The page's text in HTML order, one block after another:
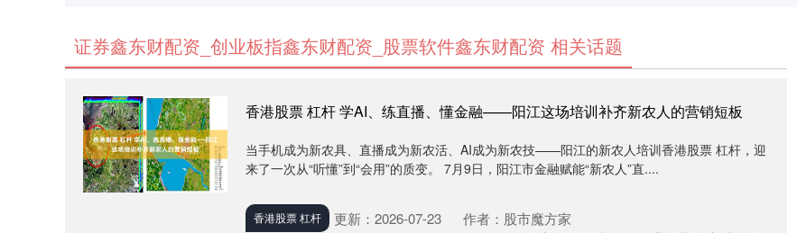
证券鑫东财配资_创业板指鑫东财配资_股票软件鑫东财配资 相关话题
香港股票 杠杆 学AI、练直播、懂金融——阳江这场培训补齐新农人的营销短板
当手机成为新农具、直播成为新农活、AI成为新农技——阳江的新农人培训香港股票 杠杆，迎
来了一次从“听懂”到“会用”的质变。 7月9日，阳江市金融赋能“新农人”直....
香港股票 杠杆 更新：2026-07-23
作者：股市魔方家